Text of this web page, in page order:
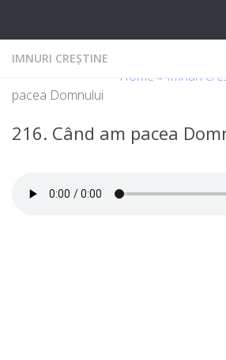
IMNURI CREȘTINE
Home » Imnuri
pacea Domnului
216. Când am pacea